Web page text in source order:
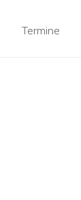
Termine